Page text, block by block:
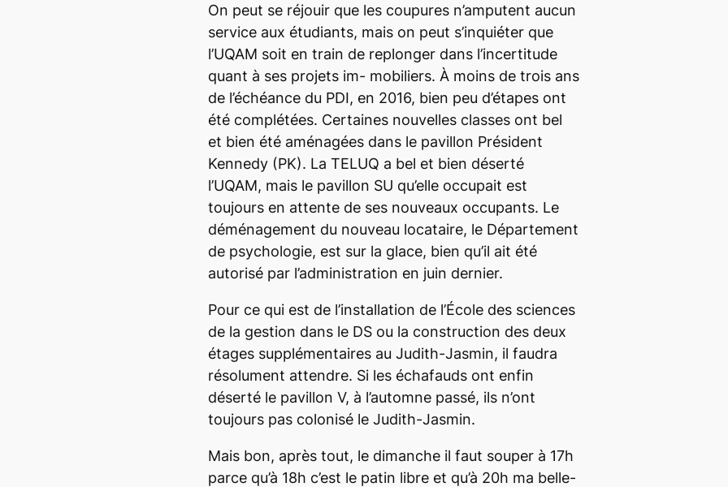
On peut se réjouir que les coupures n’amputent aucun
service aux étudiants, mais on peut s’inquiéter que
l’UQAM soit en train de replonger dans l’incertitude
quant à ses projets im- mobiliers. À moins de trois ans
de l’échéance du PDI, en 2016, bien peu d’étapes ont
été complétées. Certaines nouvelles classes ont bel
et bien été aménagées dans le pavillon Président
Kennedy (PK). La TELUQ a bel et bien déserté
l’UQAM, mais le pavillon SU qu’elle occupait est
toujours en attente de ses nouveaux occupants. Le
déménagement du nouveau locataire, le Département
de psychologie, est sur la glace, bien qu’il ait été
autorisé par l’administration en juin dernier.
Pour ce qui est de l’installation de l’École des sciences
de la gestion dans le DS ou la construction des deux
étages supplémentaires au Judith-Jasmin, il faudra
résolument attendre. Si les échafauds ont enfin
déserté le pavillon V, à l’automne passé, ils n’ont
toujours pas colonisé le Judith-Jasmin.
Mais bon, après tout, le dimanche il faut souper à 17h
parce qu’à 18h c’est le patin libre et qu’à 20h ma belle-